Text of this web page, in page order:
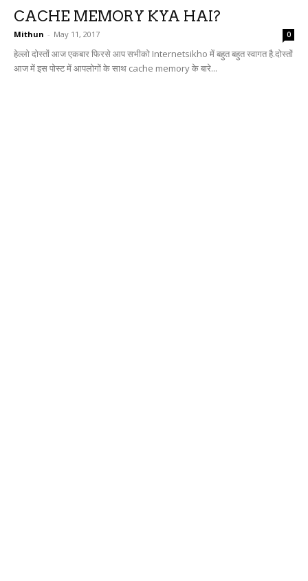
CACHE MEMORY KYA HAI?
Mithun - May 11, 2017 0
हेल्लो दोस्तों आज एकबार फिरसे आप सभीको Internetsikho में बहुत बहुत स्वागत है.दोस्तों
आज में इस पोस्ट में आपलोगों के साथ cache memory के बारे...